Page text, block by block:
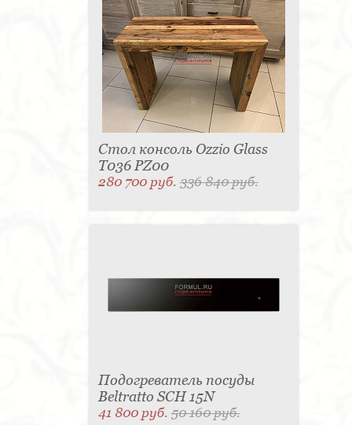
Стол консоль Ozzio Glass
T036 PZ00
280 700 руб.336 840 руб.
Подогреватель посуды
Beltratto SCH 15N
41 800 руб.50 160 руб.